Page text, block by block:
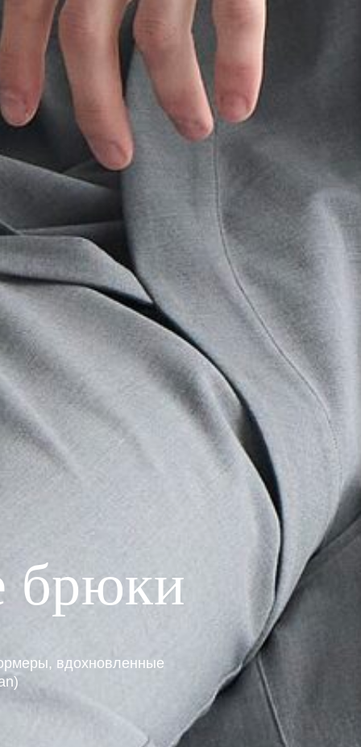
брюки
вдохновленные